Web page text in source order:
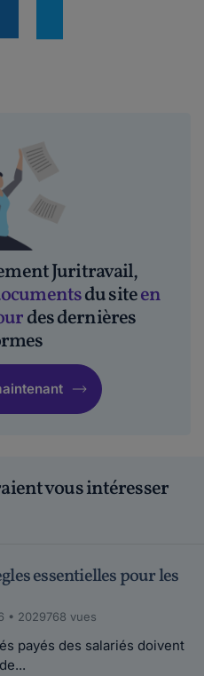
Cédric) .
les deux à poser vos
forum déd...
2010
un poste qui
pendant mes congés
Juritravail,
du siteen
des dernières
vous intéresser
essentielles pour les
• 2029768 vues
payés des salariés doivent